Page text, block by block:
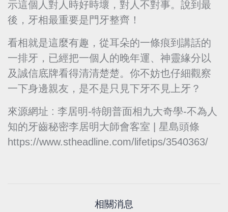
示這個人對人時好時壞，對人不對事。說到最
後，牙相最重要是門牙整齊！
看相就是這麼有趣，從耳朵的一條痕到講話的
一排牙，已經把一個人的晚年運、神靈緣分以
及誠信底牌看得清清楚楚。你不妨也仔細觀察
一下身邊親友，是不是只見下牙不見上牙？
來源網址 : 李居明-特朗普面相九大奇學-不為人
知的牙齒秘密李居明大師會客室 | 星島頭條
https://www.stheadline.com/lifetips/3540363/
相關消息